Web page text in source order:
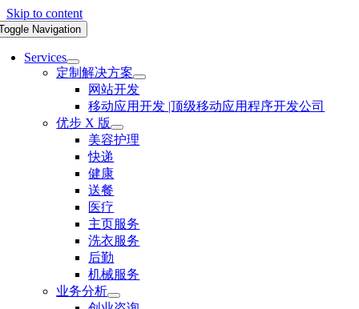
Skip to content
Navigation
Services
定制解决方案
网站开发
移动应用开发 |顶级移动应用程序开发公司
优步 X 版
美容护理
快递
健康
送餐
医疗
主页服务
洗衣服务
后勤
机械服务
业务分析